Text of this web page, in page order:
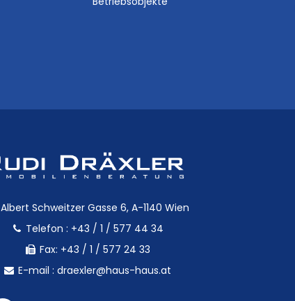
Albert Schweitzer Gasse 6, A-1140 Wien
Telefon : +43 / 1 / 577 44 34
Fax: +43 / 1 / 577 24 33
E-mail : draexler@haus-haus.at